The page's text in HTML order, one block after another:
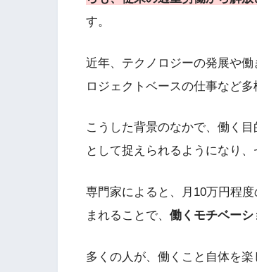
す。
近年、テクノロジーの発展や
ロジェクトベースの仕事など
こうした背景のなかで、働く
として捉えられるようになり
専門家によると、月10万円程
まれることで、 働くモチベーシ
多くの人が、働くこと自体を